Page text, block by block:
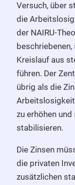
Versuch, über
die
der NAIRU-
Kreislauf aus
führen. Der
übrig als die
zu erhöhen
stabilisieren.
Die Zinsen
die privaten
zusätzlichen